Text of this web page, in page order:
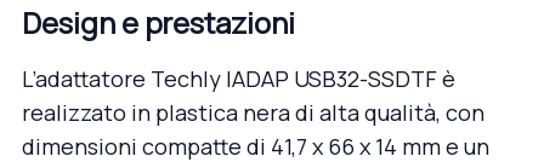
Design e prestazioni
L’adattatore Techly IADAP USB32-SSDTFè
realizzato in plastica nera di alta qualità, con
dimensioni compatte di 41,7 x 66 x 14 mm e un